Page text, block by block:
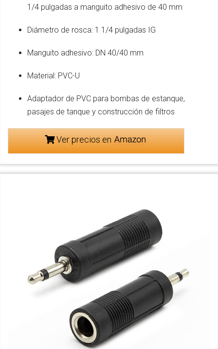
1/4 pulgadas a manguito adhesivo de 40 mm
Diámetro de rosca: 1 1/4 pulgadas IG
Manguito adhesivo: DN 40/40 mm
Material: PVC-U
Adaptador de PVC para bombas de estanque,
pasajes de tanque y construcción de filtros
Ver precios en